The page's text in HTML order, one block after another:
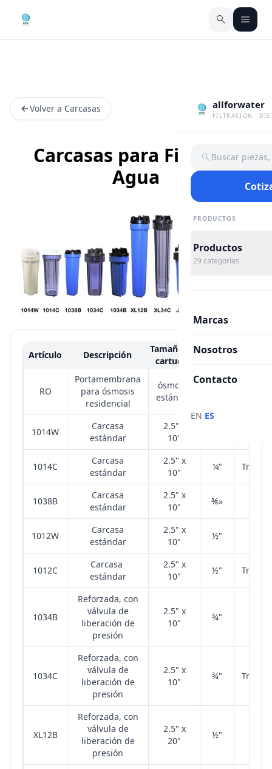
allforwater
FILTRACIÓN ·
Buscar
PRODUCTOS
Productos
29 categorías
Marcas
Nosotros
Contacto
EN·ES
Volver a Carcasas
Carcasas para Filtro de
Agua
Artículo Descripción
Tamaño del
cartucho
Entrada
RO
Portamembrana
para ósmosis
residencial
ósmosis
estándar
1014W
Carcasa
estándar
2.5" x
10"
1014C
Carcasa
estándar
2.5" x
10"
¼"
1038B
Carcasa
estándar
2.5" x
10"
⅜»
1012W
Carcasa
estándar
2.5" x
10"
½"
1012C
Carcasa
estándar
2.5" x
10"
½"
1034B
Reforzada, con
válvula de
liberación de
presión
2.5" x
10"
¾"
1034C
Reforzada, con
válvula de
liberación de
presión
2.5" x
10"
¾"
XL12B
Reforzada, con
válvula de
liberación de
presión
2.5" x
20"
½"